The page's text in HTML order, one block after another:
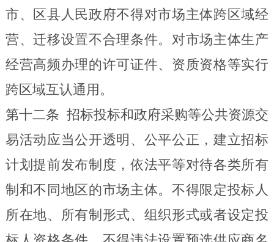
市、区县人民政府不得对市场主体跨区域经
营、迁移设置不合理条件。对市场主体生产
经营高频办理的许可证件、资质资格等实行
跨区域互认通用。
第十二条 招标投标和政府采购等公共资源交
易活动应当公开透明、公平公正，建立招标
计划提前发布制度，依法平等对待各类所有
制和不同地区的市场主体。不得限定投标人
所在地、所有制形式、组织形式或者设定投